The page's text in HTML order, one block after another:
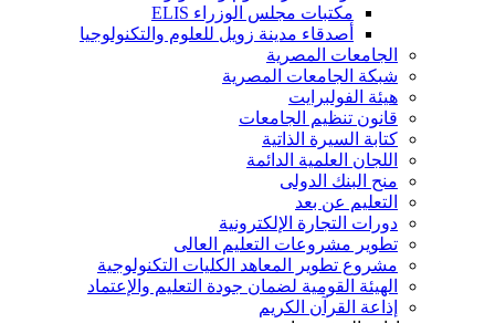
مكتبات مجلس الوزراء ELIS
أصدقاء مدينة زويل للعلوم والتكنولوجيا
الجامعات المصرية
شبكة الجامعات المصرية
هيئة الفولبرايت
قانون تنظيم الجامعات
كتابة السيرة الذاتية
اللجان العلمية الدائمة
منح البنك الدولى
التعليم عن بعد
دورات التجارة الإلكترونية
تطوير مشروعات التعليم العالى
مشروع تطوير المعاهد الكليات التكنولوجية
الهيئة القومية لضمان جودة التعليم والإعتماد
إذاعة القرآن الكريم